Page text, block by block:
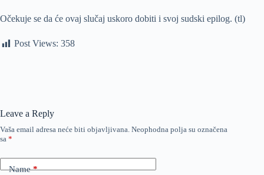
Očekuje se da će ovaj slučaj uskoro dobiti i svoj sudski epilog. (tl)
Post Views: 358
Leave a Reply
Vaša email adresa neće biti objavljivana. Neophodna polja su označena
sa *
Name*